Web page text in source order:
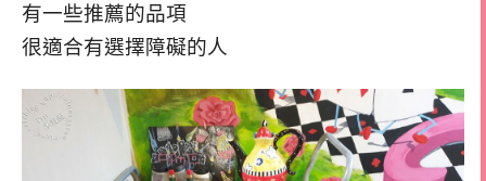
有一些推薦的品項
很適合有選擇障礙的人